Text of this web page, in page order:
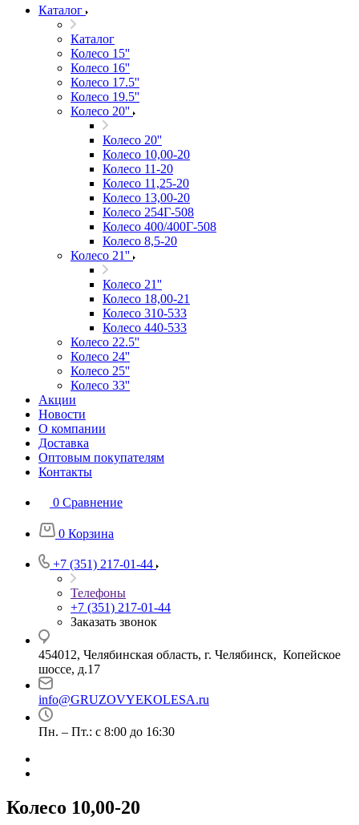
Каталог
Каталог
Колесо 15''
Колесо 16''
Колесо 17.5''
Колесо 19.5''
Колесо 20''
Колесо 20''
Колесо 10,00-20
Колесо 11-20
Колесо 11,25-20
Колесо 13,00-20
Колесо 254Г-508
Колесо 400/400Г-508
Колесо 8,5-20
Колесо 21''
Колесо 21''
Колесо 18,00-21
Колесо 310-533
Колесо 440-533
Колесо 22.5''
Колесо 24''
Колесо 25''
Колесо 33''
Акции
Новости
О компании
Доставка
Оптовым покупателям
Контакты
0 Сравнение
0 Корзина
+7 (351) 217-01-44
Телефоны
+7 (351) 217-01-44
Заказать звонок
454012, Челябинская область, г. Челябинск, Копейское
шоссе, д.17
info@GRUZOVYEKOLESA.ru
Пн. – Пт.: с 8:00 до 16:30
Колесо 10,00-20